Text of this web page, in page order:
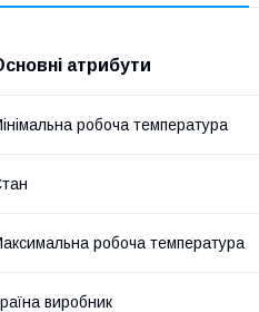
атрибути
робоча температура
робоча температура
виробник